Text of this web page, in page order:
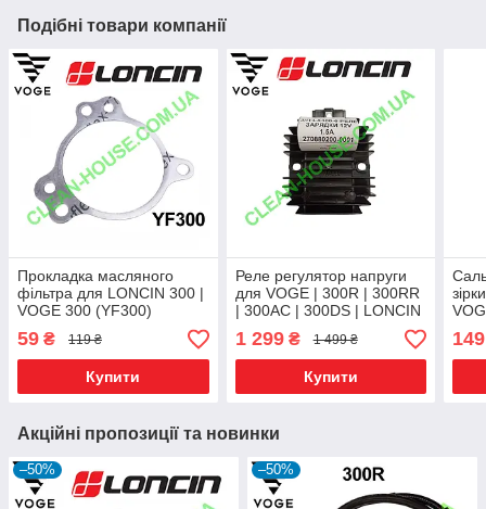
Подібні товари компанії
Прокладка масляного
фільтра для LONCIN 300 |
VOGE 300 (YF300)
Оригінал
59 ₴ 119 ₴
Купити
Реле регулятор напруги
для VOGE | 300R | 300RR
| 300AC | 300DS | LONCIN
| LX300GY SX2 Pro |
LX300GY-A DS2 Pro
Оригінал
1 299₴ 1 499 ₴
Купити
149
Акційні пропозиції та новинки
–50% –50%